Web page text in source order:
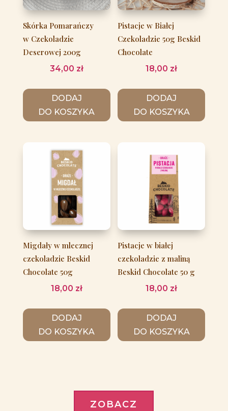
Skórka Pomarańczy
w Czekoladzie
Deserowej 200g
34,00 zł
DODAJ
DO KOSZYKA
Pistacje w Białej
Czekoladzie 50g Beskid
Chocolate
18,00 zł
DODAJ
DO KOSZYKA
Migdały w mlecznej
czekoladzie Beskid
Chocolate 50g
18,00 zł
DODAJ
DO KOSZYKA
Pistacje w białej
czekoladzie z maliną
Beskid Chocolate 50 g
18,00 zł
DODAJ
DO KOSZYKA
ZOBACZ